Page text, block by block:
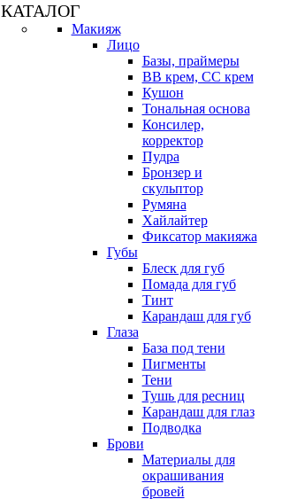
КАТАЛОГ
Макияж
Лицо
Базы, праймеры
BB крем, CC крем
Кушон
Тональная основа
Консилер,
корректор
Пудра
Бронзер и
скульптор
Румяна
Хайлайтер
Фиксатор макияжа
Губы
Блеск для губ
Помада для губ
Тинт
Карандаш для губ
Глаза
База под тени
Пигменты
Тени
Тушь для ресниц
Карандаш для глаз
Подводка
Брови
Материалы для
окрашивания
бровей